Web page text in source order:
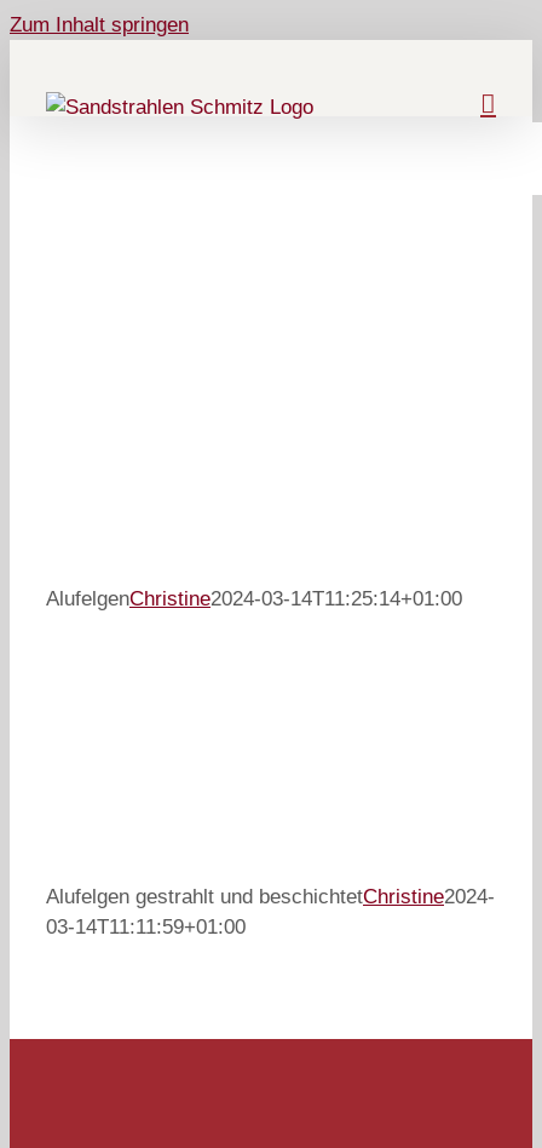
Zum Inhalt springen
AlufelgenChristine2024-03-14T11:25:14+01:00
Alufelgen gestrahlt und beschichtetChristine2024-
03-14T11:11:59+01:00